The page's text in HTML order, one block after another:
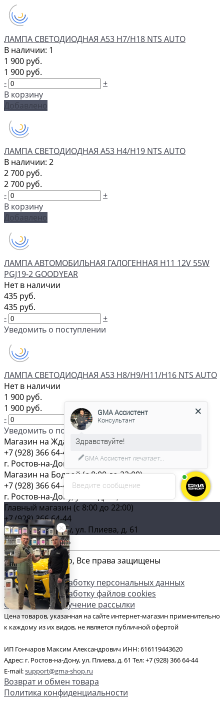
ЛАМПА СВЕТОДИОДНАЯ A53 H7/H18 NTS AUTO
В наличии: 1
1 900 руб.
1 900 руб.
-
+
В корзину
Добавлено
ЛАМПА СВЕТОДИОДНАЯ A53 H4/H19 NTS AUTO
В наличии: 2
2 700 руб.
2 700 руб.
-
+
В корзину
Добавлено
ЛАМПА АВТОМОБИЛЬНАЯ ГАЛОГЕННАЯ H11 12V 55W
PGJ19-2 GOODYEAR
Нет в наличии
435 руб.
435 руб.
-
+
Уведомить о поступлении
ЛАМПА СВЕТОДИОДНАЯ A53 H8/H9/H11/H16 NTS AUTO
Нет в наличии
1 900 руб.
1 900 руб.
-
+
Уведомить о поступлении
Магазин на Жданова (c 8:00 до 22:00)
+7 (928) 366 64-44
г. Ростов-на-Дону, ул. Жданова, 14а
Магазин на Бодрой (c 8:00 до 22:00)
+7 (928) 366 64-44
г. Ростов-на-Дону, ул. Бодрая, 129
Главный магазин (c 8:00 до 22:00)
+7 (928) 366 64-44
г. Ростов-на-Дону, ул. Плиева, д. 61
Загрузка карты ...
© 2026 GMA-Shop, Все права защищены
Согласие на обработку персональных данных
Согласие на обработку файлов cookies
Согласие на получение рассылки
Цена товаров, указанная на сайте интернет-магазин применительно
к каждому из их видов, не является публичной офертой
ИП Гончаров Максим Александрович ИНН: 616119443620
Адрес: г. Ростов-на-Дону, ул. Плиева, д. 61 Тел: +7 (928) 366 64-44
E-mail:support@gma-shop.ru
Возврат и обмен товара
Политика конфиденциальности
Введите сообщение
Консультант
С удовольствием помогу вам в
выборе товара.